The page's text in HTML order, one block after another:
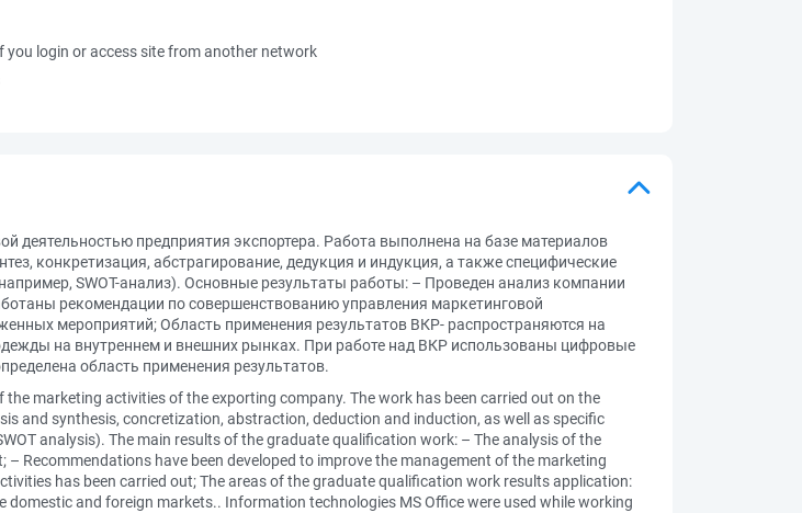
you login or access site from another network
деятельностью предприятия экспортера. Работа выполнена на базе материалов
конкретизация, абстрагирование, дедукция и индукция, а также специфические
SWOT-анализ). Основные результаты работы: – Проведен анализ компании
рекомендации по совершенствованию управления маркетинговой
мероприятий; Область применения результатов ВКР- распространяются на
на внутреннем и внешних рынках. При работе над ВКР использованы цифровые
область применения результатов.
marketing activities of the exporting company. The work has been carried out on the
and synthesis, concretization, abstraction, deduction and induction, as well as specific
analysis). The main results of the graduate qualification work: – The analysis of the
Recommendations have been developed to improve the management of the marketing
has been carried out; The areas of the graduate qualification work results application:
and foreign markets.. Information technologies MS Office were used while working